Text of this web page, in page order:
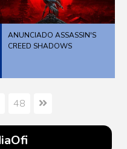
ANUNCIADO ASSASSIN'S
CREED SHADOWS
48